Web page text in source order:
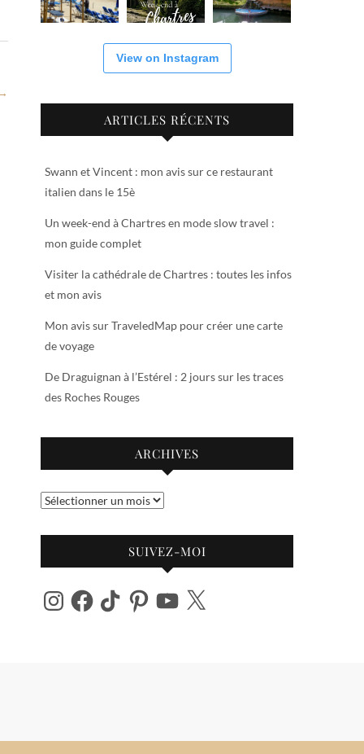
View on Instagram
ARTICLES RÉCENTS
Swann et Vincent : mon avis sur ce restaurant
italien dans le 15è
Un week-end à Chartres en mode slow travel :
mon guide complet
Visiter la cathédrale de Chartres : toutes les infos
et mon avis
Mon avis sur TraveledMap pour créer une carte
de voyage
De Draguignan à l’Estérel : 2 jours sur les traces
des Roches Rouges
ARCHIVES
Archives
SUIVEZ-MOI
InstagramFacebook
TikTok PinterestYouTube
X